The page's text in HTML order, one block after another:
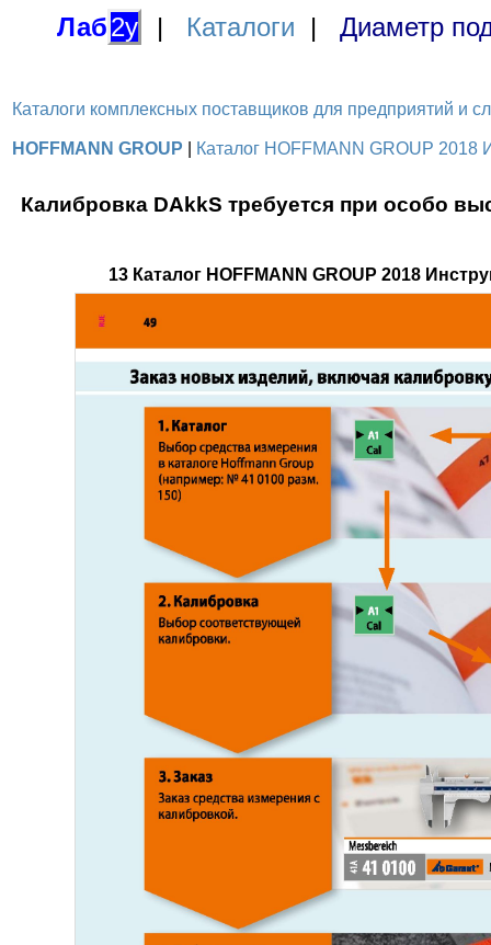
Лаб2у | Каталоги | Диаметр
Каталоги комплексных поставщиков для предприятий и
HOFFMANN GROUP Каталог HOFFMANN GROUP 2018
Калибровка DAkkS требуется при особо
13 Каталог HOFFMANN GROUP 2018